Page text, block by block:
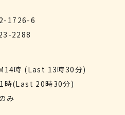
1726-6
2288
時 (Last 13時30分)
時(Last 20時30分)
み